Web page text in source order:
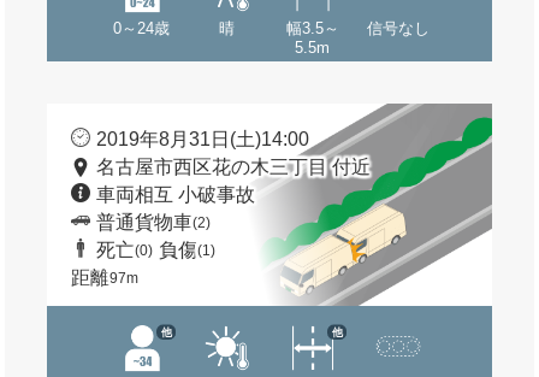
0～24歳 晴
幅3.5～
5.5m
信号なし
2019年8月31日(土)14:00
名古屋市西区花の木三丁目 付近
車両相互 小破事故
普通貨物車(2)
死亡(0) 負傷(1)
距離97m
他 他